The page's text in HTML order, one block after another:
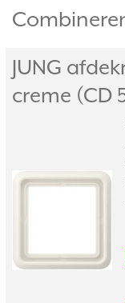
JUNG
creme (CD